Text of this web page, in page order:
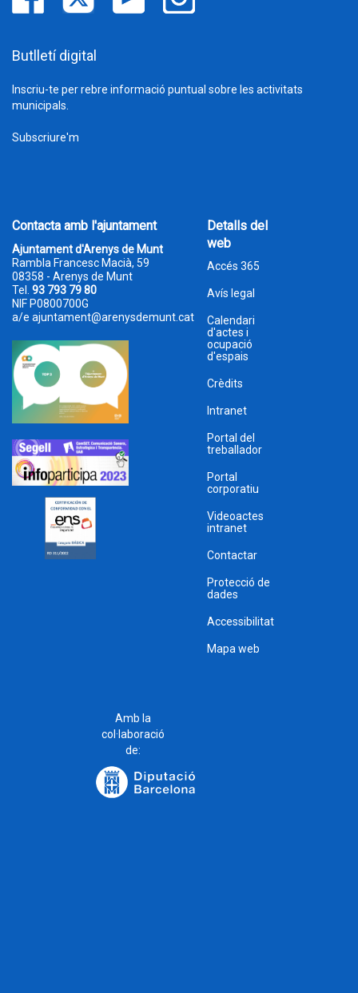
Butlletí digital
Inscriu-te per rebre informació puntual sobre les activitats
municipals.
Subscriure'm
Contacta amb l'ajuntament
Ajuntament d'Arenys de Munt
Rambla Francesc Macià, 59
08358 - Arenys de Munt
Tel. 93 793 79 80
NIF P0800700G
a/e ajuntament@arenysdemunt.cat
Detalls del
web
Accés 365
Avís legal
Calendari
d'actes i
ocupació
d'espais
Crèdits
Intranet
Portal del
treballador
Portal
corporatiu
Videoactes
intranet
Contactar
Protecció de
dades
Accessibilitat
Mapa web
Amb la
col·laboració
de: